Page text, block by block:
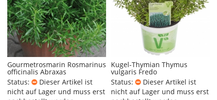
Gourmetrosmarin Rosmarinus
officinalis Abraxas
Status:
Dieser Artikel ist
nicht auf Lager und muss erst
Kugel-Thymian Thymus
vulgaris Fredo
Status:
Dieser Artikel ist
nicht auf Lager und muss erst